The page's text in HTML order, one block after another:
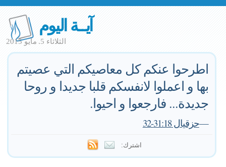
آيــة اليوم
الثلاثاء 5. مايو 2015
اطرحوا عنكم كل معاصيكم التي عصيتم
بها و اعملوا لانفسكم قلبا جديدا و روحا
جديدة... فارجعوا و احيوا.
—حزقيال 31:18-32
اشترك: